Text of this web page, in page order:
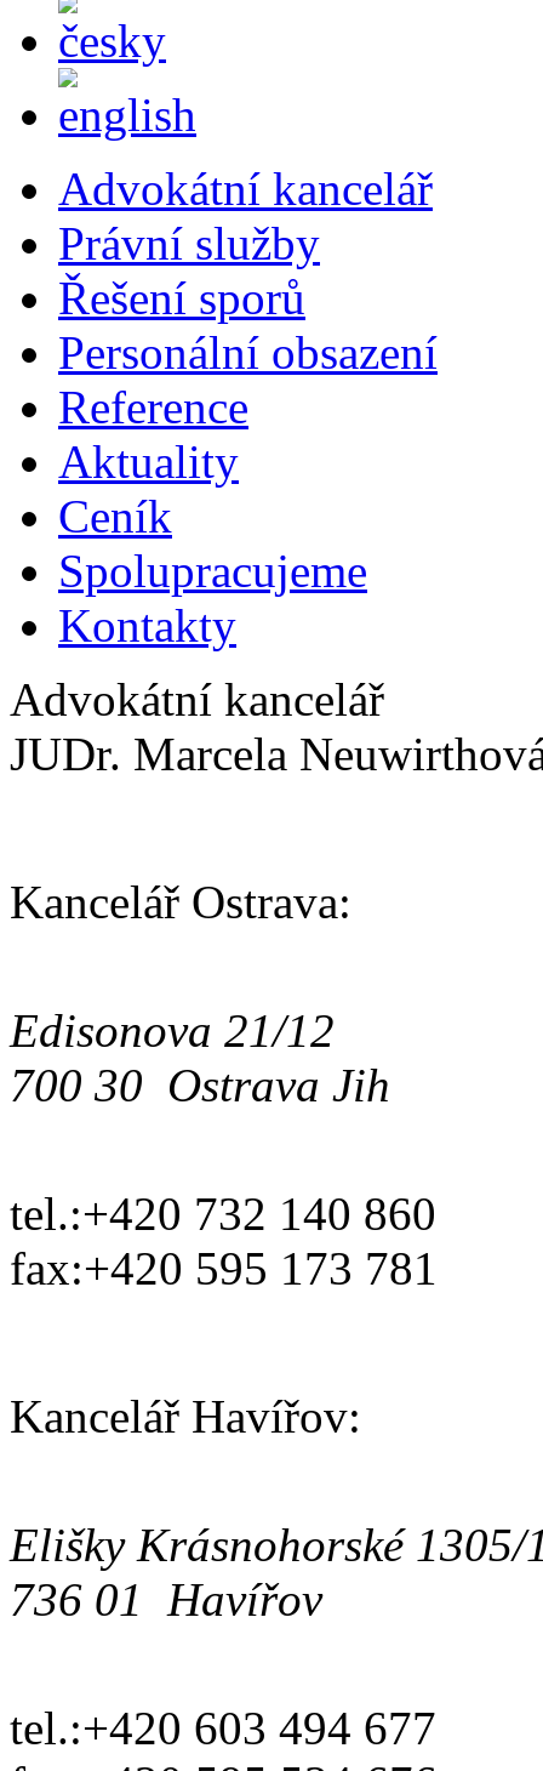
Advokátní kancelář
Právní služby
Řešení sporů
Personální obsazení
Reference
Aktuality
Ceník
Spolupracujeme
Kontakty
Advokátní kancelář
JUDr. Marcela
Kancelář Ostrava:
Edisonova 21/12
700 30 Ostrava Jih
tel.:+420 732 140 860
fax:+420 595 173 781
Kancelář Havířov:
Elišky Krásnohorské 1305/
736 01 Havířov
tel.:+420 603 494 677